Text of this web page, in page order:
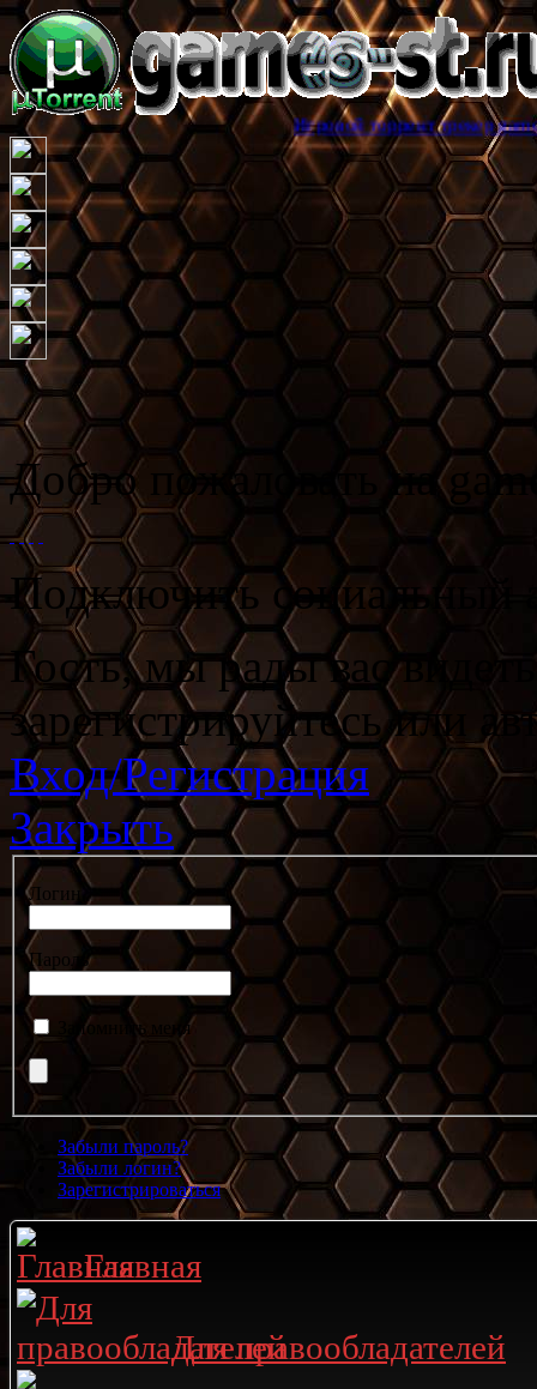
Игровой торрент трекер games-st.ru,
Добро пожаловать на
Подключить социальный
Гость, мы рады вас
зарегистрируйтесь или
Вход/Регистрация
Закрыть
Логин
Пароль
Запомнить меня
Забыли пароль?
Забыли логин?
Зарегистрироваться
Главная
Для правообладателей